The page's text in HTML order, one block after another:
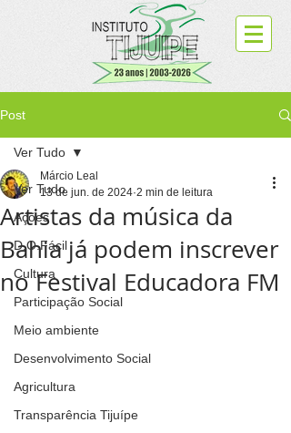
Post
Ver Tudo
Ações
D.O.Fácil
Cultura
Participação Social
Meio ambiente
Desenvolvimento Social
Agricultura
Transparência Tijuípe
Ver Tudo
Artistas da música da
Bahia já podem inscrever
no Festival Educadora FM
Márcio Leal
13 de jun. de 2024 2 min de leitura